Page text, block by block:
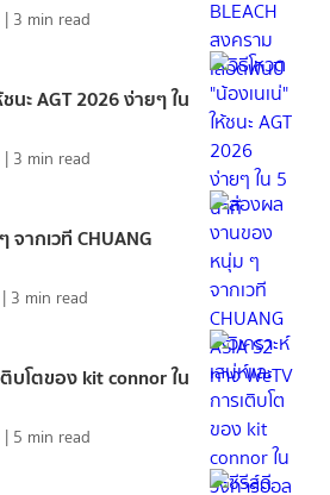
| 3 min read
นะ AGT 2026 ง่ายๆ ใน
| 3 min read
ากเวที CHUANG
| 3 min read
ติบโตของ kit connor ใน
| 5 min read